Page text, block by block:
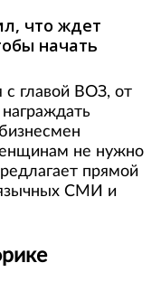
что ждет
начать
с главой ВОЗ, от
не нужно
прямой
СМИ и